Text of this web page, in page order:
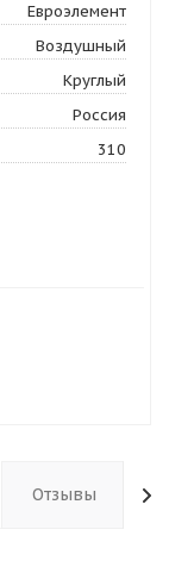
Евроэлемент
Воздушный
Круглый
Россия
310
Отзывы